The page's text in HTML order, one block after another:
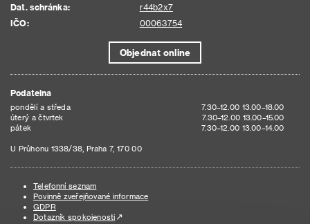
Dat. schránka:
r44b2x7
IČO:
00063754
Objednat online
Podatelna
pondělí a středa
7.30–12.00 13.00–18.00
úterý a čtvrtek
7.30–12.00 13.00–15.00
pátek
7.30–12.00 13.00–14.00
U Průhonu 1338/38, Praha 7, 170 00
Telefonní seznam
Povinně zveřejňované informace
GDPR
Dotazník spokojenosti